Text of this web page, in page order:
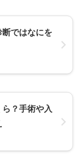
断ではなにを
ら？手術や入